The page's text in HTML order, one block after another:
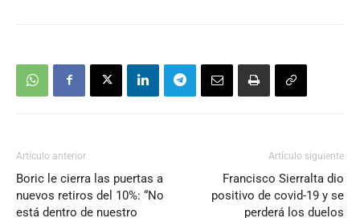
Artículo anterior
Boric le cierra las puertas a
nuevos retiros del 10%: “No
está dentro de nuestro
Artículo siguiente
Francisco Sierralta dio
positivo de covid-19 y se
perderá los duelos